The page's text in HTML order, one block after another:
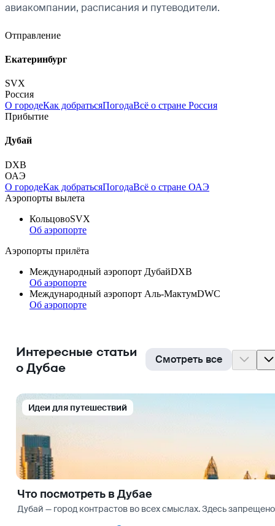
авиакомпании, расписания и путеводители.
Отправление
Екатеринбург
SVX
Россия
О городеКак добратьсяПогодаВсё о стране Россия
Прибытие
Дубай
DXB
ОАЭ
О городеКак добратьсяПогодаВсё о стране ОАЭ
Аэропорты вылета
КольцовоSVX
Об аэропорте
Аэропорты прилёта
Международный аэропорт ДубайDXB
Об аэропорте
Международный аэропорт Аль-МактумDWC
Об аэропорте
Интересные статьи
о Дубае
Смотреть все
Идеи для путешествий
Что посмотреть в Дубае
Дубай — город контрастов во всех смыслах. Здесь